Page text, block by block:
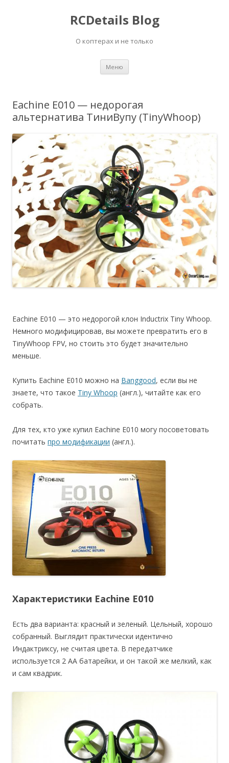
RCDetails Blog
О коптерах и не только
Меню
Eachine E010 — недорогая
альтернатива ТиниВупу (TinyWhoop)
Eachine E010 — это недорогой клон Inductrix Tiny Whoop.
Немного модифицировав, вы можете превратить его в
TinyWhoop FPV, но стоить это будет значительно
меньше.
Купить Eachine E010 можно на Banggood, если вы не
знаете, что такое Tiny Whoop (англ.), читайте как его
собрать.
Для тех, кто уже купил Eachine E010 могу посоветовать
почитать про модификации (англ.).
Характеристики Eachine E010
Есть два варианта: красный и зеленый. Цельный, хорошо
собранный. Выглядит практически идентично
Индактриксу, не считая цвета. В передатчике
используется 2 АА батарейки, и он такой же мелкий, как
и сам квадрик.